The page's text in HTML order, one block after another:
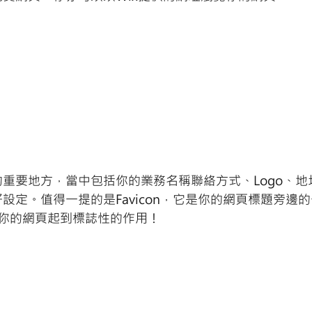
要地方，當中包括你的業務名稱聯絡方式、Logo、地
定。值得一提的是Favicon，它是你的網頁標題旁邊
網頁起到標誌性的作用！